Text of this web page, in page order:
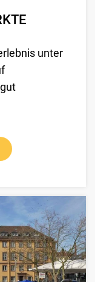
unter
gut